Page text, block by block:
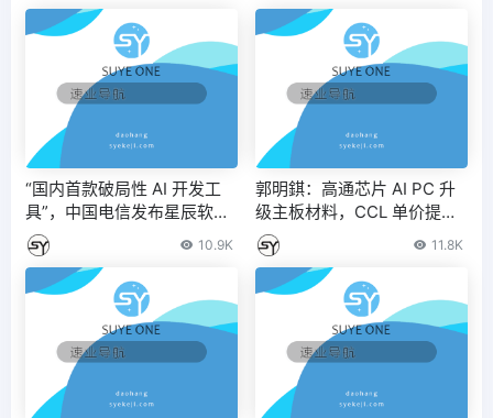
“国内首款破局性 AI 开发工
具”，中国电信发布星辰软件
工厂：产品文档生成代码 – I
T之家
10.9K
郭明錤：高通芯片 AI PC 升
级主板材料，CCL 单价提升
15%-20%
11.8K